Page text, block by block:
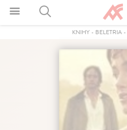
KNIHY- BELETRIA-